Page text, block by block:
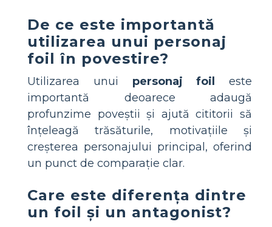
De ce este importantă
utilizarea unui personaj
foil în povestire?
Utilizarea unui personaj foil
este
importantă deoarece adaugă
profunzime poveștii și ajută cititorii să
înțeleagă trăsăturile, motivațiile și
creșterea personajului principal, oferind
un punct de comparație clar.
Care este diferența dintre
un foil și un antagonist?